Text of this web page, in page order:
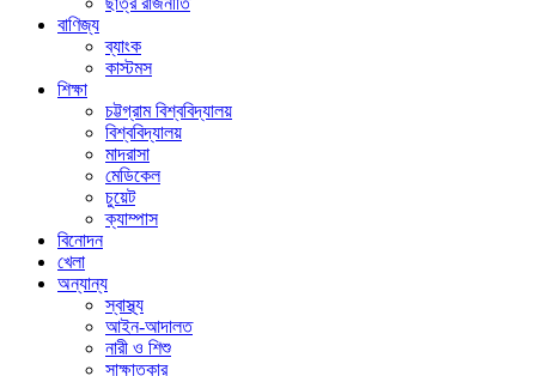
বাণিজ্য
ব্যাংক
কাস্টমস
শিক্ষা
চট্টগ্রাম বিশ্ববিদ্যালয়
বিশ্ববিদ্যালয়
মাদরাসা
মেডিকেল
চুয়েট
ক্যাম্পাস
বিনোদন
খেলা
অন্যান্য
স্বাস্থ্য
আইন-আদালত
নারী ও শিশু
সাক্ষাতকার